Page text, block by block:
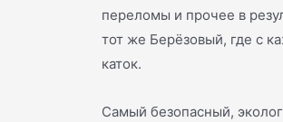
переломы и прочее в
тот же Берёзовый, где с
каток.
Самый безопасный,